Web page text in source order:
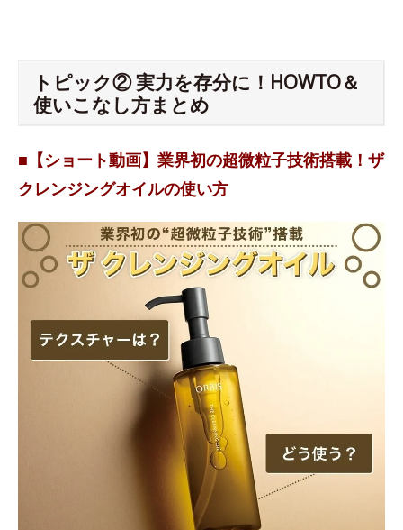
トピック② 実力を存分に！HOWTO＆
使いこなし方まとめ
■【ショート動画】業界初の超微粒子技術搭載！ザ
クレンジングオイルの使い方